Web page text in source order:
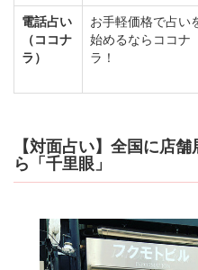
電話占い
（ココナ
ラ）
お手軽価格で占い
始めるならココナ
ラ！
【対面占い】全国に店
ら「千里眼」